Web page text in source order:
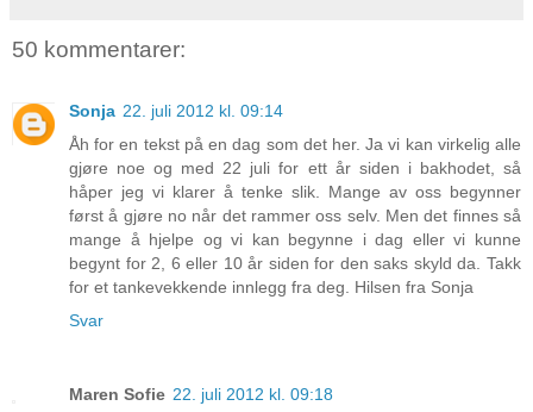
50 kommentarer:
Sonja 22. juli 2012 kl. 09:14
Åh for en tekst på en dag som det her. Ja vi kan virkelig alle
gjøre noe og med 22 juli for ett år siden i bakhodet, så
håper jeg vi klarer å tenke slik. Mange av oss begynner
først å gjøre no når det rammer oss selv. Men det finnes så
mange å hjelpe og vi kan begynne i dag eller vi kunne
begynt for 2, 6 eller 10 år siden for den saks skyld da. Takk
for et tankevekkende innlegg fra deg. Hilsen fra Sonja
Svar
Maren Sofie 22. juli 2012 kl. 09:18